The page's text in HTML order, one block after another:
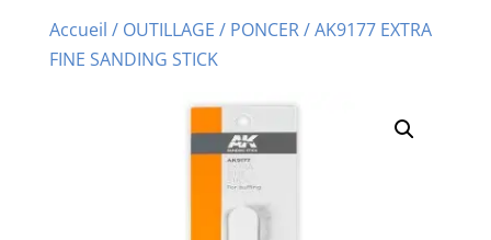
Accueil / OUTILLAGE / PONCER/ AK9177 EXTRA
FINE SANDING STICK